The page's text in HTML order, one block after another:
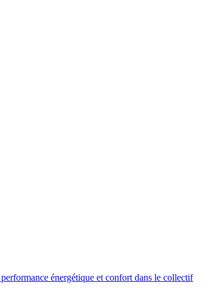
énergétique et confort dans le collectif